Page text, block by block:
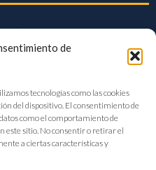
de
tecnologías como las cookies
del dispositivo. El consentimiento de
como el comportamiento de
este sitio. No consentir o retirar el
a ciertas características y